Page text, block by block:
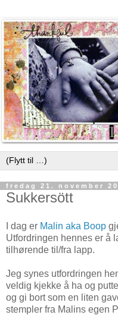
fredag 21. november
Sukkersött
I dag er Malin aka Boop
Utfordringen hennes er å
tilhørende til/fra lapp.
Jeg synes utfordringen
veldig kjekke å ha og
og gi bort som en liten
stempler fra Malins egen